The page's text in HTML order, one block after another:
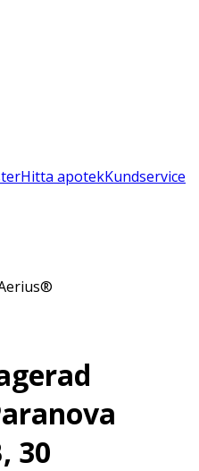
Hitta apotekKundservice
30